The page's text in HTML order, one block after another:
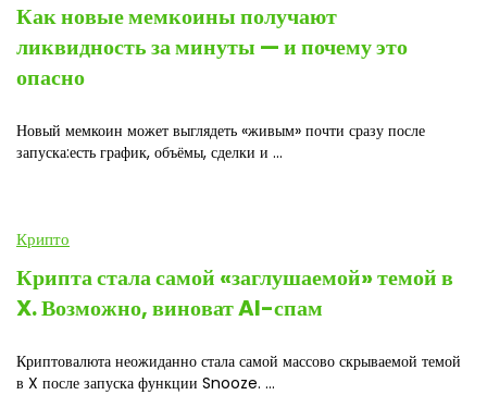
Как новые мемкоины получают
ликвидность за минуты — и почему это
опасно
Новый мемкоин может выглядеть «живым» почти сразу после
запуска:есть график, объёмы, сделки и ...
Крипто
Крипта стала самой «заглушаемой» темой в
X. Возможно, виноват AI-спам
Криптовалюта неожиданно стала самой массово скрываемой темой
в X после запуска функции Snooze. ...